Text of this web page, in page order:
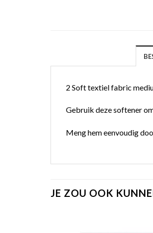
2 Soft textiel fabric
Gebruik deze softener
Meng hem eenvoudig
JE ZOU OOK